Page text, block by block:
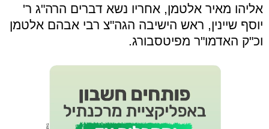
אליהו מאיר אלטמן, אחריו נשא דברים הרה"ג ר'
יוסף שיינין, ראש הישיבה הגה"צ רבי אבהם אלטמן
וכ"ק האדמו"ר מפיטסבורג.